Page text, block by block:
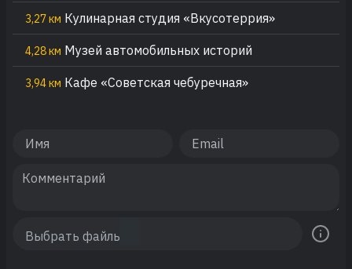
3,27 км Кулинарная студия «Вкусотеррия»
4,28 км Музей автомобильных историй
3,94 км Кафе «Советская чебуречная»